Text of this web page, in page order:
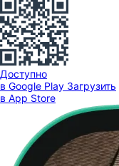
Доступно
в Google Play Загрузить
в App Store